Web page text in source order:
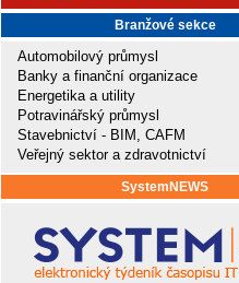
Branžové sekce
Automobilový průmysl
Banky a finanční organizace
Energetika a utility
Potravinářský průmysl
Stavebnictví - BIM, CAFM
Veřejný sektor a zdravotnictví
SystemNEWS